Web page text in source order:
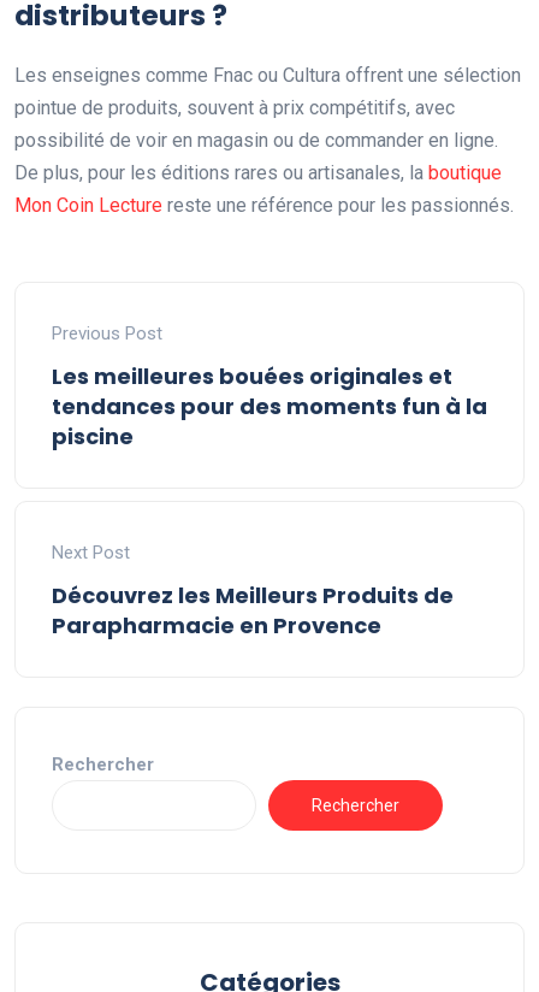
distributeurs ?
Les enseignes comme Fnac ou Cultura offrent une sélection
pointue de produits, souvent à prix compétitifs, avec
possibilité de voir en magasin ou de commander en ligne.
De plus, pour les éditions rares ou artisanales, la boutique
Mon Coin Lecture reste une référence pour les passionnés.
Previous Post
Les meilleures bouées originales et
tendances pour des moments fun à la
piscine
Next Post
Découvrez les Meilleurs Produits de
Parapharmacie en Provence
Rechercher
Rechercher
Catégories